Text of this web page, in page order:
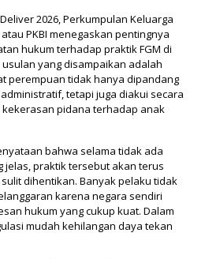
2026, Perkumpulan Keluarga
PKBI menegaskan pentingnya
hukum terhadap praktik FGM di
yang disampaikan adalah
perempuan tidak hanya dipandang
tetapi juga diakui secara
pidana terhadap anak
bahwa selama tidak ada
jelas, praktik tersebut akan terus
dihentikan. Banyak pelaku tidak
karena negara sendiri
hukum yang cukup kuat. Dalam
mudah kehilangan daya tekan